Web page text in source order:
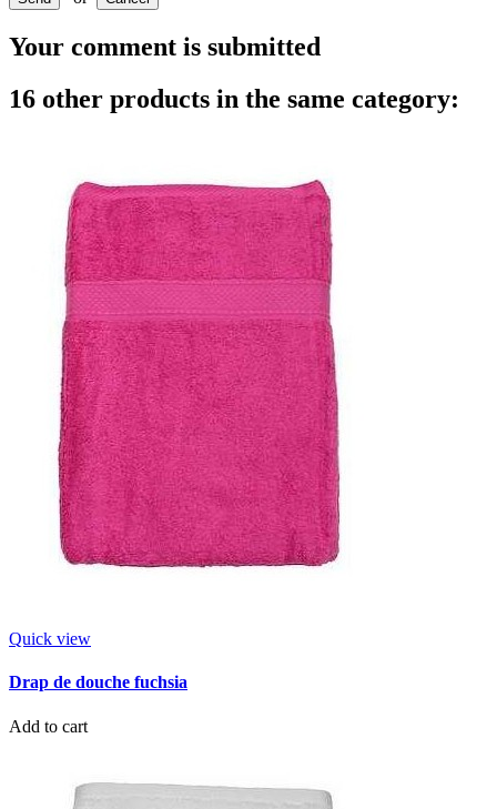
Your comment is submitted
16 other products in the same category:
Quick view
Drap de douche fuchsia
Add to cart